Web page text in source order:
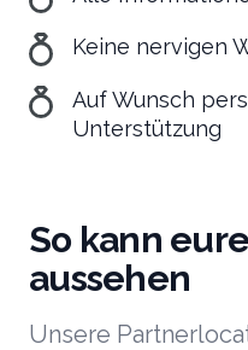
Keine nervigen
Auf Wunsch
Unterstützung
So kann
aussehen
Unsere